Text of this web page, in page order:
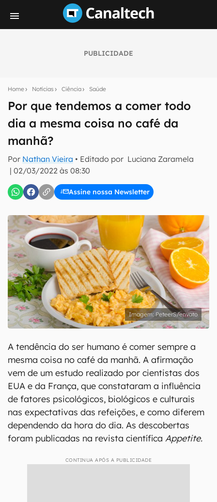
PUBLICIDADE
Home Notícias Ciência Saúde
Por que tendemos a comer todo
dia a mesma coisa no café da
manhã?
Por Nathan Vieira • Editado por Luciana Zaramela
| 02/03/2022 às 08:30
Assine nossa Newsletter
notícias e reviews sobre tecnologia em primeira
E-mail
inscreva-se
Confirmo que li, aceito e concordo com os Termos de
Uso e Política de Privacidade do Canaltech.
PeteerS/envato
A tendência do ser humano é comer sempre a
mesma coisa no café da manhã. A afirmação
vem de um estudo realizado por cientistas dos
EUA e da França, que constataram a influência
de fatores psicológicos, biológicos e culturais
nas expectativas das refeições, e como diferem
dependendo da hora do dia. As descobertas
foram publicadas na revista científica Appetite.
CONTINUA APÓS A PUBLICIDADE